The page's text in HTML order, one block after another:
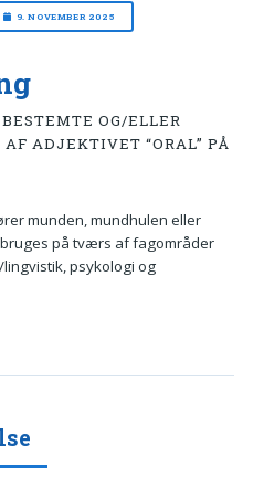
9. NOVEMBER 2025
OG/ELLER
ADJEKTIVET “ORAL” PÅ
munden, mundhulen eller
på tværs af fagområder
psykologi og